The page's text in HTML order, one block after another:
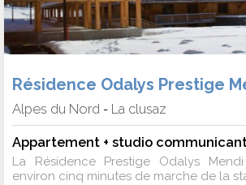
Résidence Odalys Prestige
Alpes du Nord - La clusaz
La Résidence Prestige Odalys
environ cinq minutes de marche de la